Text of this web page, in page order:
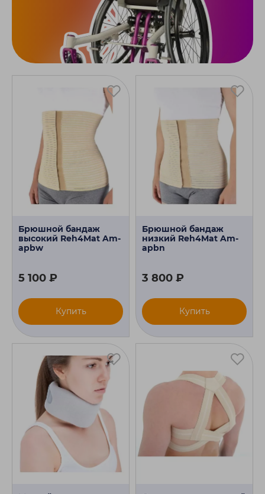
Брюшной бандаж
высокий Reh4Mat Am-
apbw
5 100 ₽
Купить
Брюшной бандаж
низкий Reh4Mat Am-
apbn
3 800 ₽
Купить